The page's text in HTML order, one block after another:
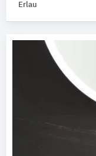
Erlau